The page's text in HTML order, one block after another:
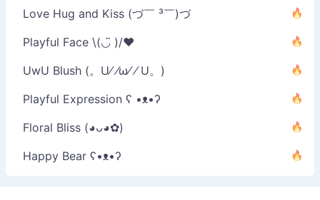
Love Hug and Kiss (づ￣ ³￣)づ
Playful Face \(◡̈ )/♥︎
UwU Blush (。U⁄ ⁄ω⁄ ⁄ U。)
Playful Expression ʕ •ᴥ•ʔ
Floral Bliss (◕ᴗ◕✿)
Happy Bear ʕ•ᴥ•ʔ